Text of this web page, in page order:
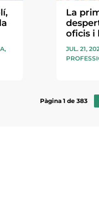
,
La
oficis i
JUL. 21,
Pàgina 1 de 383